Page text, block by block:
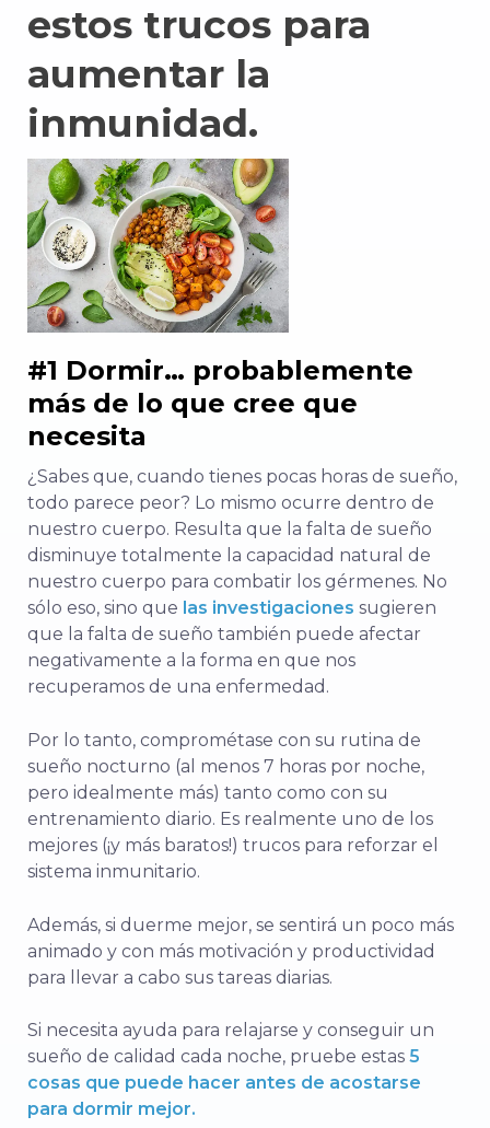
estos trucos para
aumentar la
inmunidad.
#1 Dormir… probablemente
más de lo que cree que
necesita
¿Sabes que, cuando tienes pocas horas de sueño,
todo parece peor? Lo mismo ocurre dentro de
nuestro cuerpo. Resulta que la falta de sueño
disminuye totalmente la capacidad natural de
nuestro cuerpo para combatir los gérmenes. No
sólo eso, sino que las investigaciones sugieren
que la falta de sueño también puede afectar
negativamente a la forma en que nos
recuperamos de una enfermedad.
Por lo tanto, comprométase con su rutina de
sueño nocturno (al menos 7 horas por noche,
pero idealmente más) tanto como con su
entrenamiento diario. Es realmente uno de los
mejores (¡y más baratos!) trucos para reforzar el
sistema inmunitario.
Además, si duerme mejor, se sentirá un poco más
animado y con más motivación y productividad
para llevar a cabo sus tareas diarias.
Si necesita ayuda para relajarse y conseguir un
sueño de calidad cada noche, pruebe estas 5
cosas que puede hacer antes de acostarse
para dormir mejor.